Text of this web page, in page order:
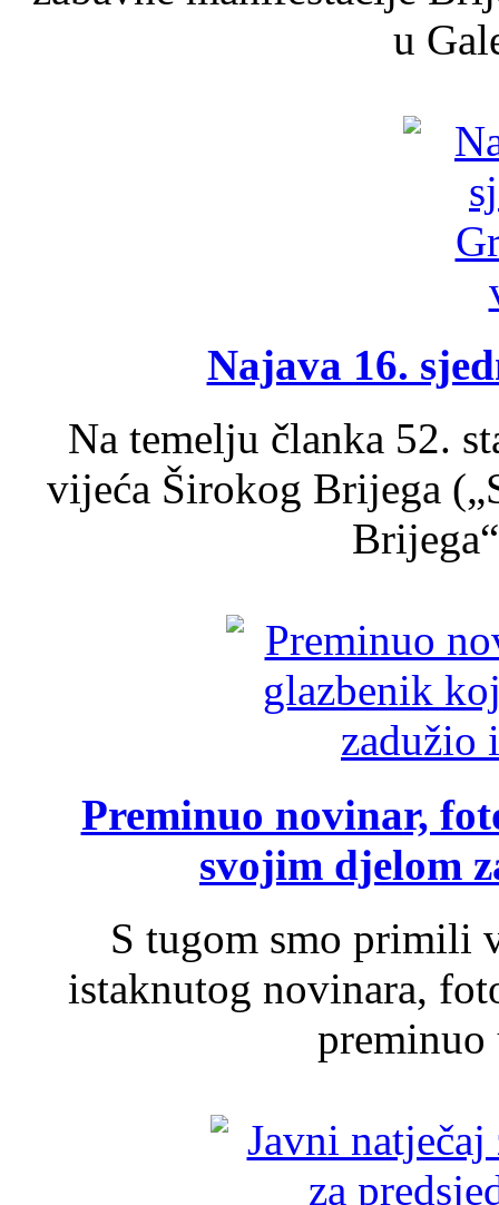
u
Najava 16.
Na temelju članka 52.
vijeća Širokog Brijega
Preminuo novinar,
svojim djelom
S tugom smo primili
istaknutog novinara,